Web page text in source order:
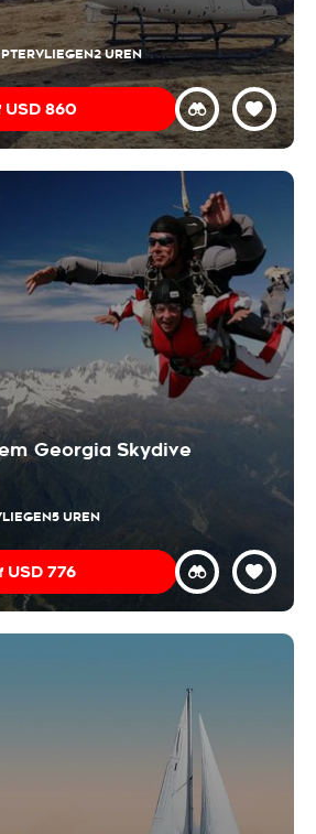
2 UREN
USD 860
Georgia Skydive
5 UREN
USD 776